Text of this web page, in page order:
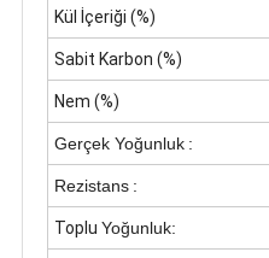
Kül İçeriği (%)
Sabit Karbon (%)
Nem (%)
Gerçek Yoğunluk :
Rezistans :
Toplu Yoğunluk: